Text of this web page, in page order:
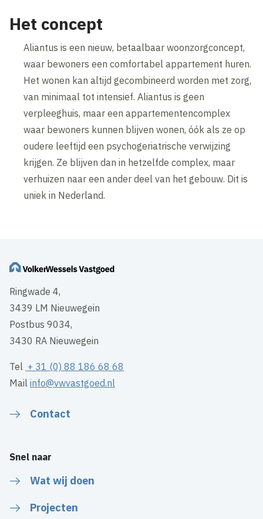
Het concept
Aliantus is een nieuw, betaalbaar woonzorgconcept,
waar bewoners een comfortabel appartement huren.
Het wonen kan altijd gecombineerd worden met zorg,
van minimaal tot intensief. Aliantus is geen
verpleeghuis, maar een appartementencomplex
waar bewoners kunnen blijven wonen, óók als ze op
oudere leeftijd een psychogeriatrische verwijzing
krijgen. Ze blijven dan in hetzelfde complex, maar
verhuizen naar een ander deel van het gebouw. Dit is
uniek in Nederland.
Ringwade 4,
3439 LM Nieuwegein
Postbus 9034,
3430 RA Nieuwegein
Tel + 31 (0) 88 186 68 68
Mailinfo@vwvastgoed.nl
Contact
Snel naar
Wat wij doen
Projecten